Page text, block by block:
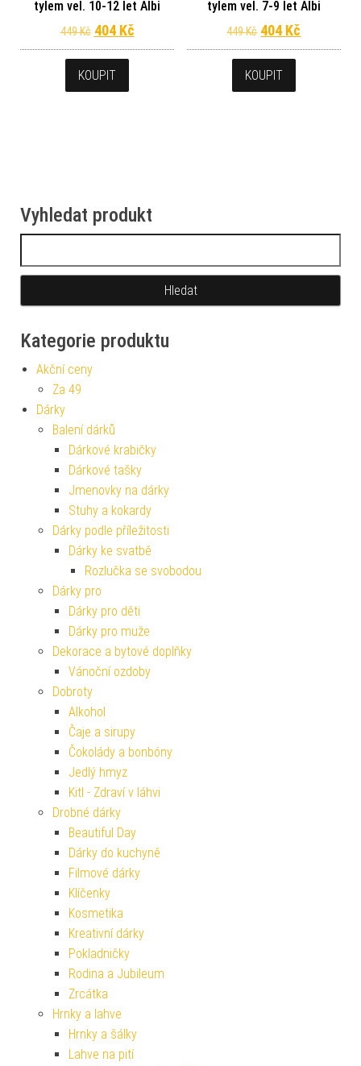
tylem vel. 10-12 let Albi
449Kč Původní cena byla: 449 Kč.
404 KčAktuální cena je: 404 Kč.
KOUPIT
tylem vel. 7-9 let Albi
449Kč Původní cena
404 Kč
KOUPIT
Vyhledat produkt
Kategorie produktu
Akční ceny
Za 49
Dárky
Balení dárků
Dárkové krabičky
Dárkové tašky
Jmenovky na dárky
Stuhy a kokardy
Dárky podle příležitosti
Dárky ke svatbě
Rozlučka se svobodou
Dárky pro
Dárky pro děti
Dárky pro muže
Dekorace a bytové doplňky
Vánoční ozdoby
Dobroty
Alkohol
Čaje a sirupy
Čokolády a bonbóny
Jedlý hmyz
Kitl - Zdraví v láhvi
Drobné dárky
Beautiful Day
Dárky do kuchyně
Filmové dárky
Klíčenky
Kosmetika
Kreativní dárky
Pokladničky
Rodina a Jubileum
Zrcátka
Hrnky a lahve
Hrnky a šálky
Lahve na pití